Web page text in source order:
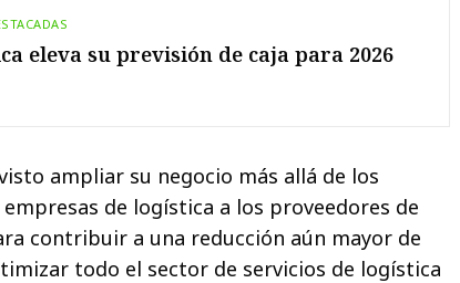
eleva su previsión de caja para 2026
ampliar su negocio más allá de los
de logística a los proveedores de
contribuir a una reducción aún mayor de
todo el sector de servicios de logística